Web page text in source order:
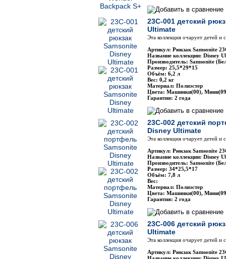
23C-001 детский
Ultimate
Эта коллекция очарует детей
Артикул: Рюкзак Samsonite
Название коллекции: Disney
Производитель: Samsonite
Размер: 25,5*29*15
Объём: 6,2 л
Вес: 0,2 кг
Материал: Полиэстер
Цвета: Машинки(00),
Гарантия: 2 года
23C-002 детский
Disney Ultimate
Эта коллекция очарует детей
Артикул: Рюкзак Samsonite
Название коллекции: Disney
Производитель: Samsonite
Размер: 34*25,5*17
Объём: 7,8 л
Вес:
Материал: Полиэстер
Цвета: Машинки(00),
Гарантия: 2 года
23C-006 детский
Ultimate
Эта коллекция очарует детей
Артикул: Рюкзак Samsonite